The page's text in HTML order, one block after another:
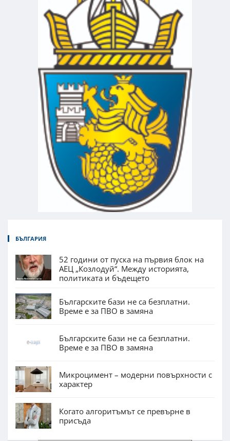
БЪЛГАРИЯ
52 години от пуска на първия блок на
АЕЦ „Козлодуй“. Между историята,
политиката и бъдещето
Българските бази не са безплатни.
Време е за ПВО в замяна
Българските бази не са безплатни.
Време е за ПВО в замяна
Микроцимент – модерни повърхности с
характер
Когато алгоритъмът се превърне в
присъда